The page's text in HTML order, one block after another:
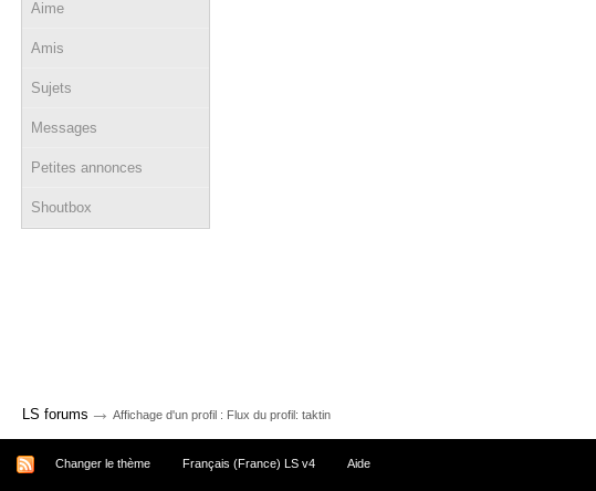
Aime
Amis
Sujets
Messages
Petites annonces
Shoutbox
LS forums → Affichage d'un profil : Flux du profil: taktin
Changer le thème Français (France) LS v4 Aide